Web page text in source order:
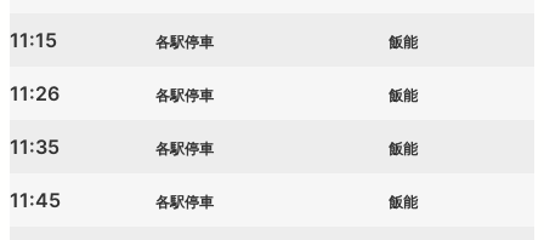
11:15 各駅停車 飯能
11:26 各駅停車 飯能
11:35 各駅停車 飯能
11:45 各駅停車 飯能